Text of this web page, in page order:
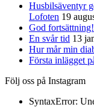
Husbilsäventyr
Lofoten 19
God fortsättning!
En svår tid 13
Hur mår min
Första inlägget
Följ oss på Instagram
SyntaxError: